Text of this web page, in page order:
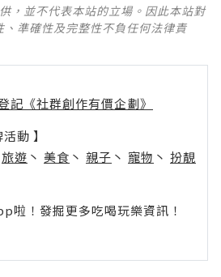
，並不代表本站的立場。因此本站對
準確性及完整性不負任何法律責
記《社群創作有價企劃》
動 】
旅遊 丶 美食 丶 親子 丶 寵物 丶 扮靚
！發掘更多吃喝玩樂資訊！